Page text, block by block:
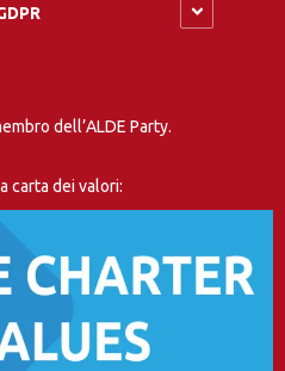
dell’ALDE Party.
carta dei valori: